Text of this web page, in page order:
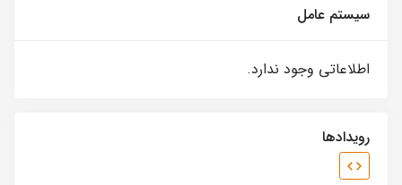
سیستم عامل
اطلاعاتی وجود ندارد.
رویدادها